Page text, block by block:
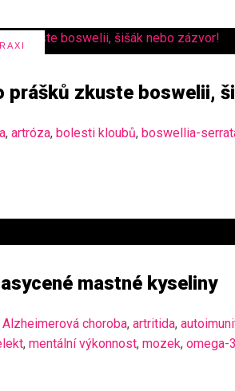
prášků zkuste boswelii,
, artróza, bolesti kloubů, boswellia-
mastné kyseliny
Alzheimerová choroba, artritida,
, mentální výkonnost, mozek, omega-